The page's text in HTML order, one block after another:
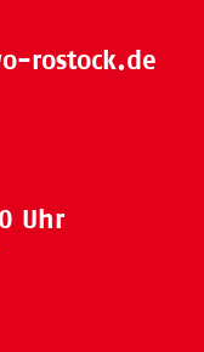
rostock.de
Uhr